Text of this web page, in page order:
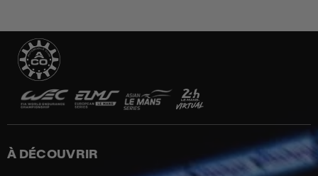
À DÉCOUVRIR